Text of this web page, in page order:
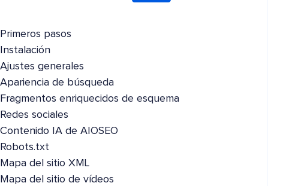
Primeros pasos
Instalación
Ajustes generales
Apariencia de búsqueda
Fragmentos enriquecidos de esquema
Redes sociales
Contenido IA de AIOSEO
Robots.txt
Mapa del sitio XML
Mapa del sitio de vídeos